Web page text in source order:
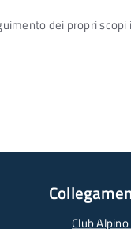
dei propri
Club